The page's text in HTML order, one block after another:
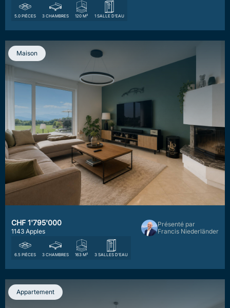
5.0 PIÈCES 3 CHAMBRES 120 M² 1 SALLE D'EAU
Maison
1143 Apples
CHF 1'795'000
Présenté par
Francis Niederländer
6.5 PIÈCES 3 CHAMBRES 163 M² 3 SALLES D'EAU
Appartement